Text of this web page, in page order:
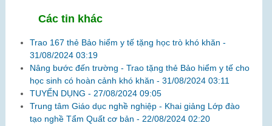
Các tin khác
Trao 167 thẻ Bảo hiểm y tế tặng học trò khó khăn -
31/08/2024 03:19
Nâng bước đến trường - Trao tặng thẻ Bảo hiểm y tế cho
học sinh có hoàn cảnh khó khăn - 31/08/2024 03:11
TUYỂN DỤNG - 27/08/2024 09:05
Trung tâm Giáo dục nghề nghiệp - Khai giảng Lớp đào
tạo nghề Tẩm Quất cơ bản - 22/08/2024 02:20